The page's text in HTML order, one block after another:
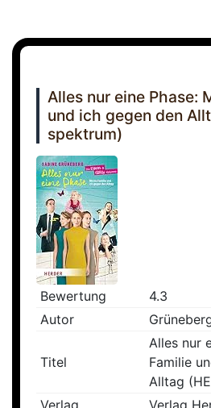
Alles nur eine Phase:
und ich gegen den
spektrum)
Bewertung
4.3
Autor
Titel
Alles nur
Familie
Alltag